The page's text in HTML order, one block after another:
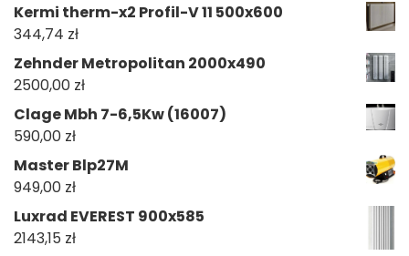
Kermi therm-x2 Profil-V 11 500x600
344,74 zł
Zehnder Metropolitan 2000x490
2500,00 zł
Clage Mbh 7-6,5Kw (16007)
590,00 zł
Master Blp27M
949,00 zł
Luxrad EVEREST 900x585
2143,15 zł